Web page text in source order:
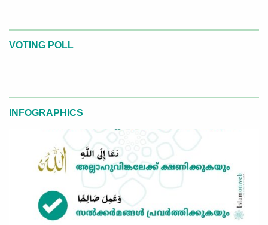
VOTING POLL
INFOGRAPHICS